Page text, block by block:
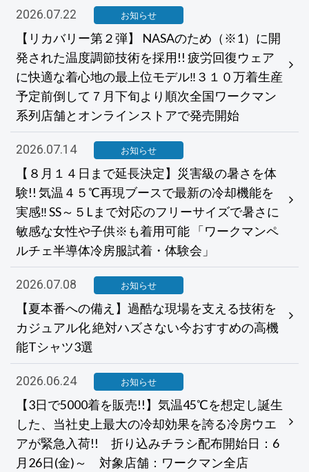
2026.07.22 お知らせ
【リカバリー第２弾】 NASAのため（※1）に開
発された温度調節技術を採用!! 疲労回復ウェア
に快適な着心地の最上位モデル‼３１０万着生産
予定前倒して７月下旬より順次全国ワークマン
系列店舗とオンラインストアで発売開始
2026.07.14 お知らせ
【８月１４日まで延長決定】災害級の暑さを体
験!! 気温４５℃再現ブースで最新の冷却機能を
実感‼ SS～５Lまで対応のフリーサイズで暑さに
敏感な女性や子供※も着用可能 「ワークマンペ
ルチェ半導体冷房服試着・体験会」
2026.07.08 お知らせ
【夏本番への備え】過酷な現場を支える技術を
カジュアル化 絶対ハズさない今おすすめの高機
能Tシャツ3選
2026.06.24 お知らせ
【3日で5000着を販売!!】気温45℃を想定し誕生
した、当社史上最大の冷却効果を誇る冷房ウエ
アが緊急入荷!! 折り込みチラシ配布開始日：6
月26日(金)～ 対象店舗：ワークマン全店